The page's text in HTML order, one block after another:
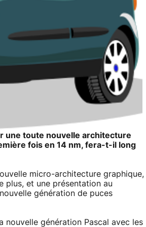
une toute nouvelle architecture
fois en 14 nm, fera-t-il long
micro-architecture graphique,
plus, et une présentation au
génération de puces
nouvelle génération Pascal avec les